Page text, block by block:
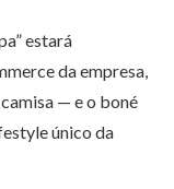
estará
da empresa,
— e o boné
único da